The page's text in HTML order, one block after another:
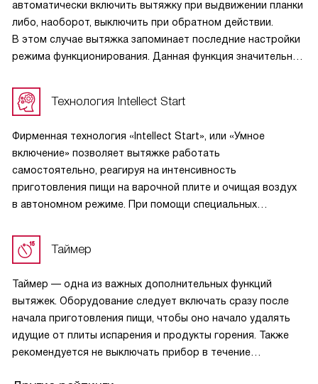
производительность обеспечивается уже на начальных
скоростях.
автоматически включить вытяжку при выдвижении планки
либо, наоборот, выключить при обратном действии.
В этом случае вытяжка запоминает последние настройки
режима функционирования. Данная функция значительно
удобство его использования. Механическая часть
и контактная группа выдвижной планки рассчитаны
гарантирует работу без сбоев в течение всего срока
службы изделия.
Технология Intellect Start
Фирменная технология «Intellect Start», или «Умное
включение» позволяет вытяжке работать
самостоятельно, реагируя на интенсивность
приготовления пищи на варочной плите и очищая воздух
в автономном режиме. При помощи специальных
состав воздуха на кухне. Когда после появления
загрязнений его состав меняется, устройство включается.
вращения вентилятора для оптимального очищения
воздуха в зависимости от интенсивности испарений,
а после завершения приготовления пищи автоматически
выключится.
Таймер
Таймер — одна из важных дополнительных функций
вытяжек. Оборудование следует включать сразу после
начала приготовления пищи, чтобы оно начало удалять
идущие от плиты испарения и продукты горения. Также
рекомендуется не выключать прибор в течение